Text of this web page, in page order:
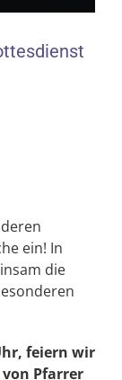
ein! In
die
feiern wir
Pfarrer